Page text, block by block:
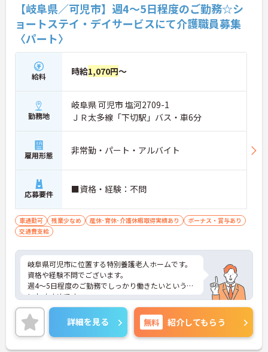
【岐阜県／可児市】週4～5日程度のご勤務☆シ
ョートステイ・デイサービスにて介護職員募集
〈パート〉
給料 時給1,070円～
勤務地
岐阜県 可児市 塩河2709-1
ＪＲ太多線「下切駅」バス・車6分
雇用形態 非常勤・パート・アルバイト
応募要件 ■資格・経験：不問
車通勤可 残業少なめ 産休･育休･介護休暇取得実績あり
ボーナス・賞与あり
交通費支給
岐阜県可児市に位置する特別養護老人ホームです。
資格や経験不問でございます。
週4～5日程度のご勤務でしっかり働きたいという方
におすすめです。
ご興味のある方には、面接対策ポイントなど、さら
に詳細をお話しいたしますのでお気軽にご相談くだ
さい！
詳細を見る 無料 紹介してもらう